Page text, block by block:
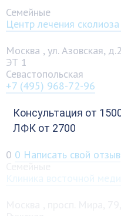
Семейные
Центр лечения
Москва ,ул. Азовская,
ЭТ 1
Севастопольская
+7 (495) 968-72-96
Консультация от
ЛФК от 2700
0 0 Написать свой отзыв